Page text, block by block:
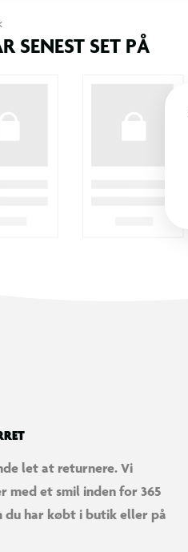
SENEST SET PÅ
let at returnere. Vi
med et smil inden for 365
du har købt i butik eller på